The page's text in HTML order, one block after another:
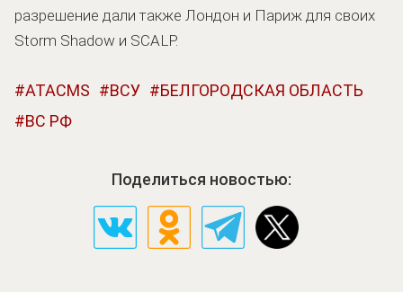
разрешение дали также Лондон и Париж для своих
Storm Shadow и SCALP.
ATACMS ВСУ
БЕЛГОРОДСКАЯ ОБЛАСТЬ
ВС РФ
Поделиться новостью: